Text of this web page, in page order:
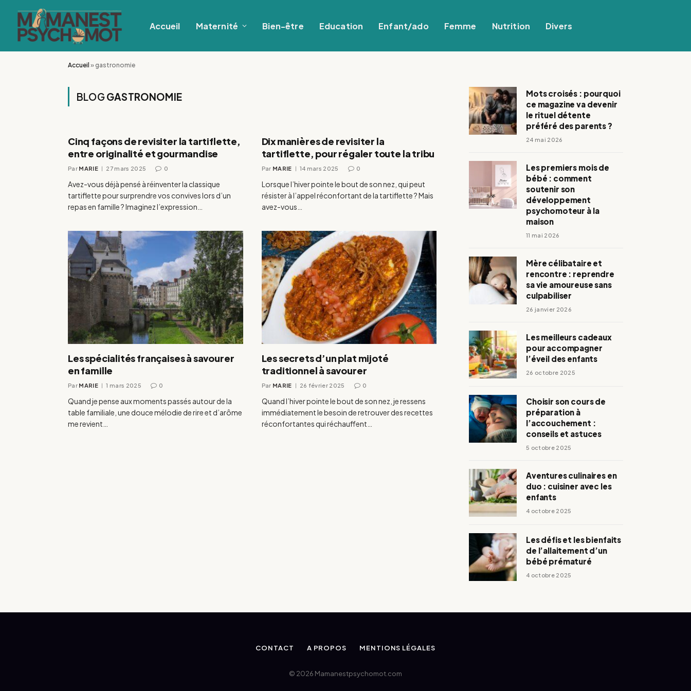
Accueil Maternité Bien-être Education Enfant/ado Femme Nutrition Divers
Accueil » gastronomie
BLOGGASTRONOMIE
Cinq façons de revisiter la tartiflette,
entre originalité et gourmandise
Par MARIE 27 mars 2025 0
Avez-vous déjà pensé à réinventer la classique
tartiflette pour surprendre vos convives lors d’un
repas en famille ? Imaginez l’expression…
Dix manières de revisiter la
tartiflette, pour régaler toute la tribu
Par MARIE 14 mars 2025 0
Lorsque l’hiver pointe le bout de son nez, qui peut
résister à l’appel réconfortant de la tartiflette ? Mais
avez-vous…
Les spécialités françaises à savourer
en famille
Par MARIE 1 mars 2025 0
Quand je pense aux moments passés autour de la
table familiale, une douce mélodie de rire et d’arôme
me revient…
Les secrets d’un plat mijoté
traditionnel à savourer
Par MARIE 26 février 2025 0
Quand l’hiver pointe le bout de son nez, je ressens
immédiatement le besoin de retrouver des recettes
réconfortantes qui réchauffent…
Mots croisés : pourquoi
ce magazine va devenir
le rituel détente
préféré des parents ?
24 mai 2026
Les premiers mois de
bébé : comment
soutenir son
développement
psychomoteur à la
maison
11 mai 2026
Mère célibataire et
rencontre : reprendre
sa vie amoureuse sans
culpabiliser
26 janvier 2026
Les meilleurs cadeaux
pour accompagner
l’éveil des enfants
26 octobre 2025
Choisir son cours de
préparation à
l’accouchement :
conseils et astuces
5 octobre 2025
Aventures culinaires en
duo : cuisiner avec les
enfants
4 octobre 2025
Les défis et les bienfaits
de l’allaitement d’un
bébé prématuré
4 octobre 2025
CONTACT A PROPOS MENTIONS LÉGALES
© 2026 Mamanestpsychomot.com